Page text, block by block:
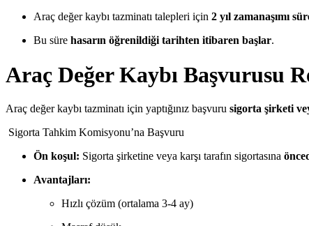
Araç değer kaybı tazminatı talepleri için 2 yıl zamanaşımı
Bu süre hasarın öğrenildiği tarihten itibaren başlar.
Araç Değer Kaybı Başvurusu
Araç değer kaybı tazminatı için yaptığınız başvuru sigorta şirketi
Sigorta Tahkim Komisyonu’na Başvuru
Ön koşul: Sigorta şirketine veya karşı tarafın sigortasına
Avantajları:
Hızlı çözüm (ortalama 3-4 ay)